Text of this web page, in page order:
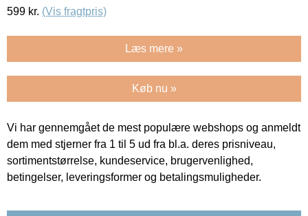
599 kr. (Vis fragtpris)
Læs mere »
Køb nu »
Vi har gennemgået de mest populære webshops og anmeldt
dem med stjerner fra 1 til 5 ud fra bl.a. deres prisniveau,
sortimentstørrelse, kundeservice, brugervenlighed,
betingelser, leveringsformer og betalingsmuligheder.